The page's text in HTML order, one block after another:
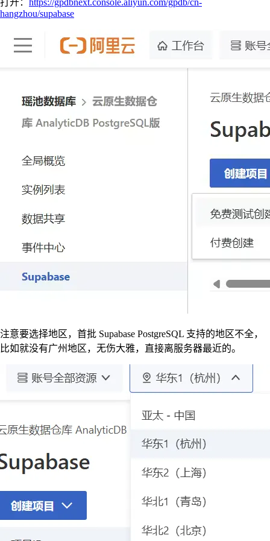
打开： https://gpdbnext.console.aliyun.com/gpdb/cn-
hangzhou/supabase
注意要选择地区，首批 Supabase PostgreSQL 支持的地区不全，
比如就没有广州地区，无伤大雅，直接离服务器最近的。